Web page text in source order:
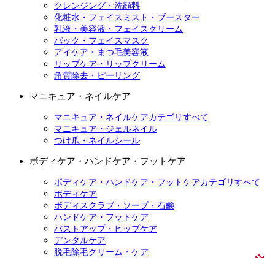
クレンジング・洗顔料
化粧水・フェイスミスト・ブースター
乳液・美容液・フェイスクリーム
パック・フェイスマスク
アイケア・まつ毛美容液
リップケア・リップクリーム
角質除去・ピーリング
マニキュア・ネイルケア
マニキュア・ネイルケアカテゴリすべて
マニキュア・ジェルネイル
つけ爪・ネイルシール
ボディケア・ハンドケア・フットケア
ボディケア・ハンドケア・フットケアカテゴリすべて
ボディケア
ボディスクラブ・ソープ・石鹸
ハンドケア・フットケア
バストアップ・ヒップケア
デンタルケア
脱毛除毛クリーム・ケア